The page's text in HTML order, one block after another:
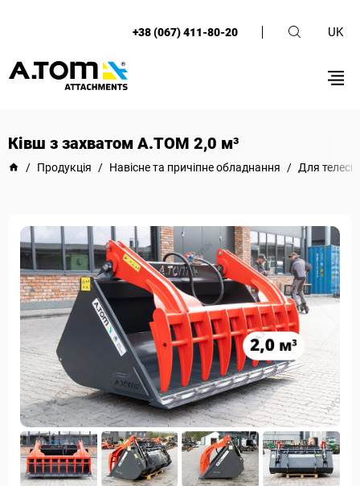
+38 (067) 411-80-20 UK
Ківш з захватом А.ТОМ 2,0 м³
/ Продукція / Навісне та причіпне обладнання / Для